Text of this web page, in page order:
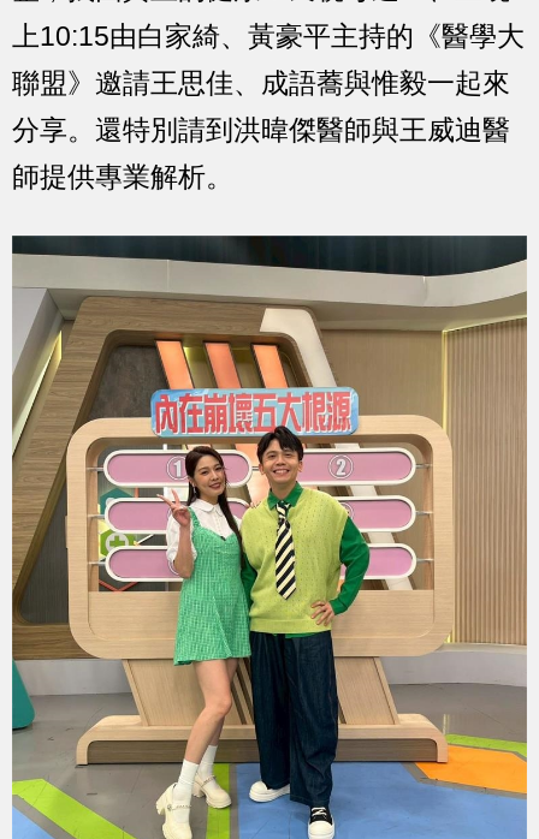
上10:15由白家綺、黃豪平主持的《醫學大
聯盟》邀請王思佳、成語蕎與惟毅一起來
分享。還特別請到洪暐傑醫師與王威迪醫
師提供專業解析。